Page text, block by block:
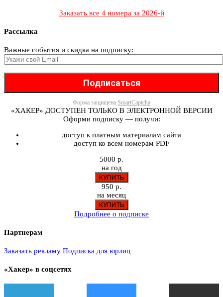
Заказать все 4 номера за 2026-й
Рассылка
Важные события и скидка на подписку:
Форма защищена SmartCaptcha
«ХАКЕР» ДОСТУПЕН ТОЛЬКО В ЭЛЕКТРОННОЙ ВЕРСИИ
Оформи подписку — получи:
доступ к платным материалам сайта
доступ ко всем номерам PDF
5000 р.
на год
950 р.
на месяц
Подробнее о подписке
Партнерам
Заказать рекламу Подписка для юрлиц
«Хакер» в соцсетях